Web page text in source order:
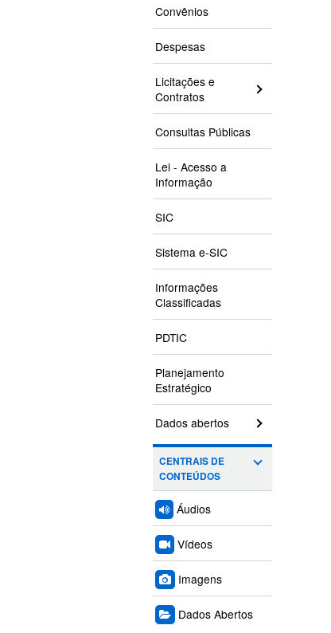
Convênios
Despesas
Licitações e
Contratos
Consultas Públicas
Lei - Acesso a
Informação
SIC
Sistema e-SIC
Informações
Classificadas
PDTIC
Planejamento
Estratégico
Dados abertos
CENTRAIS DE
CONTEÚDOS
Áudios
Vídeos
Imagens
Dados Abertos